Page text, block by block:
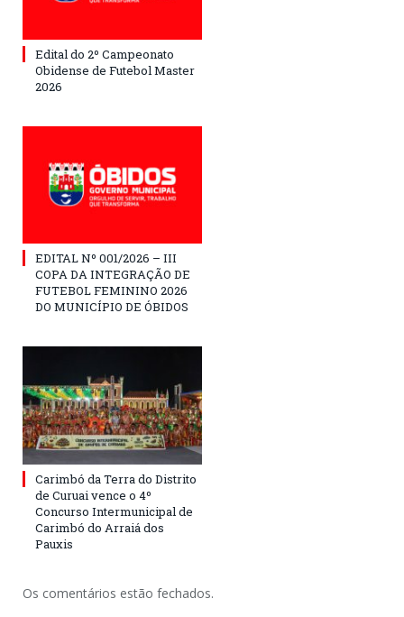
Edital do 2º Campeonato
Obidense de Futebol Master
2026
EDITAL Nº 001/2026 – III
COPA DA INTEGRAÇÃO DE
FUTEBOL FEMININO 2026
DO MUNICÍPIO DE ÓBIDOS
Carimbó da Terra do Distrito
de Curuai vence o 4º
Concurso Intermunicipal de
Carimbó do Arraiá dos
Pauxis
Os comentários estão fechados.